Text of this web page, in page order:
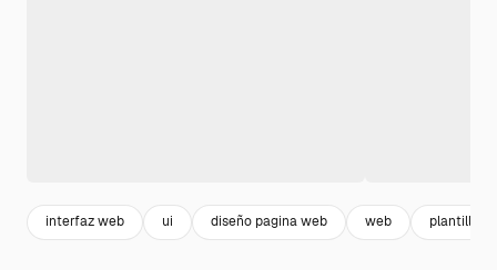
interfaz web ui diseño pagina web web plantillas